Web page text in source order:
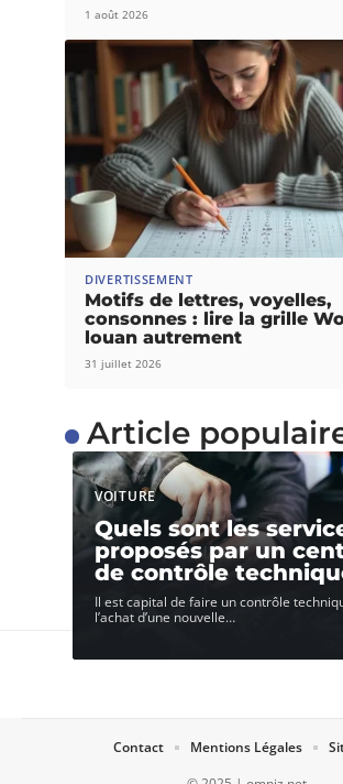
1 août 2026
DIVERTISSEMENT
Motifs de lettres, voyelles,
consonnes : lire la grille
louan autrement
31 juillet 2026
Article
VOITURE
Quels sont les
proposés par un
de contrôle
Il est capital de faire un contrôle
l’achat d’une nouvelle…
Contact Mentions Légales